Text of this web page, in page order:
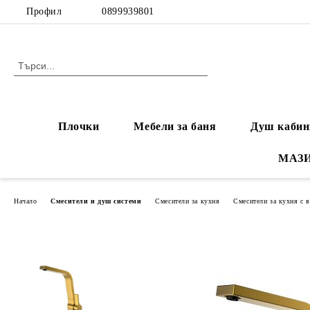
Профил 0899939801
Плочки Мебели за баня Душ
Начало Смесители и душ системи Смесители за кухня Смесители за кухня с